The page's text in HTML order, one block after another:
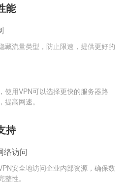
能
藏流量类型，防止限速，提供更好的
使用VPN可以选择更快的服务器路
提高网速。
持
络访问
安全地访问企业内部资源，确保数
性。